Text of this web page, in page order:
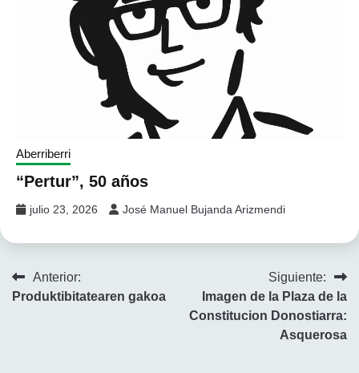
Aberriberri
“Pertur”, 50 años
julio 23, 2026 José Manuel Bujanda Arizmendi
Navegación
Anterior:
Produktibitatearen gakoa
Siguiente:
Imagen de la Plaza de la
Constitucion Donostiarra:
Asquerosa